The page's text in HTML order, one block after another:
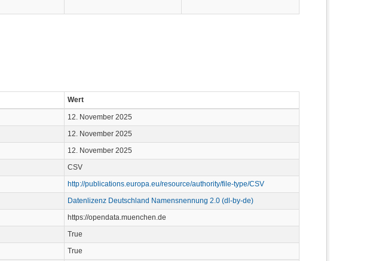
Wert
12. November 2025
12. November 2025
12. November 2025
CSV
http://publications.europa.eu/resource/authority/file-type/CSV
Datenlizenz Deutschland Namensnennung 2.0 (dl-by-de)
https://opendata.muenchen.de
True
True